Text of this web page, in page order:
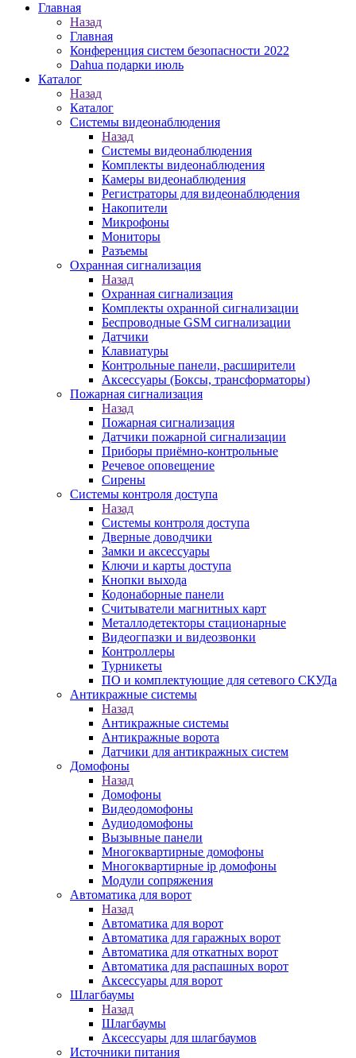
Главная
Назад
Главная
Конференция систем безопасности 2022
Dahua подарки июль
Каталог
Назад
Каталог
Системы видеонаблюдения
Назад
Системы видеонаблюдения
Комплекты видеонаблюдения
Камеры видеонаблюдения
Регистраторы для видеонаблюдения
Накопители
Микрофоны
Мониторы
Разъемы
Охранная сигнализация
Назад
Охранная сигнализация
Комплекты охранной сигнализации
Беспроводные GSM сигнализации
Датчики
Клавиатуры
Контрольные панели, расширители
Аксессуары (Боксы, трансформаторы)
Пожарная сигнализация
Назад
Пожарная сигнализация
Датчики пожарной сигнализации
Приборы приёмно-контрольные
Речевое оповещение
Сирены
Системы контроля доступа
Назад
Системы контроля доступа
Дверные доводчики
Замки и аксессуары
Ключи и карты доступа
Кнопки выхода
Кодонаборные панели
Считыватели магнитных карт
Металлодетекторы стационарные
Видеогпазки и видеозвонки
Контроллеры
Турникеты
ПО и комплектующие для сетевого СКУДа
Антикражные системы
Назад
Антикражные системы
Антикражные ворота
Датчики для антикражных систем
Домофоны
Назад
Домофоны
Видеодомофоны
Аудиодомофоны
Вызывные панели
Многоквартирные домофоны
Многоквартирные ip домофоны
Модули сопряжения
Автоматика для ворот
Назад
Автоматика для ворот
Автоматика для гаражных ворот
Автоматика для откатных ворот
Автоматика для распашных ворот
Аксессуары для ворот
Шлагбаумы
Назад
Шлагбаумы
Аксессуары для шлагбаумов
Источники питания